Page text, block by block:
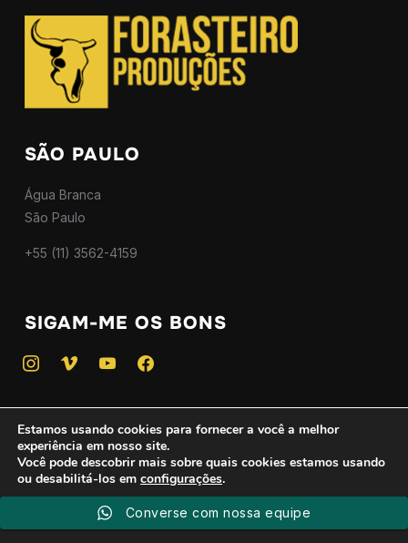
SÃO PAULO
Água Branca
São Paulo
+55 (11) 3562-4159
SIGAM-ME OS BONS
instagramvimeo youtubefacebook
Copyright © 2025 — Todos os direitos reservados - CNPJ
46.746.775/0001-01
WPZOOM
Estamos usando cookies para fornecer a você a melhor
experiência em nosso site.
Você pode descobrir mais sobre quais cookies estamos usando
ou desabilitá-los em configurações.
Converse com nossa equipe